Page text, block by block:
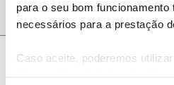
para o seu bom funcionamento
necessários para a prestação
Caso aceite, poderemos
Ana M.